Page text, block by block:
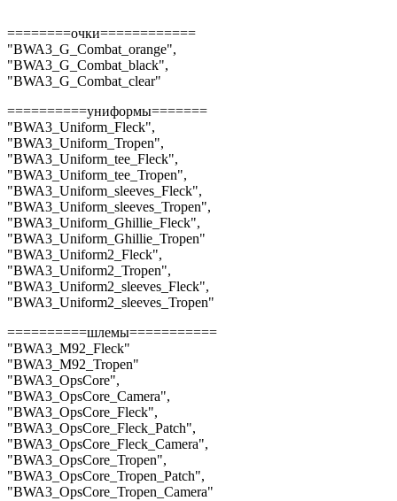
========очки============
"BWA3_G_Combat_orange",
"BWA3_G_Combat_black",
"BWA3_G_Combat_clear"
==========униформы=======
"BWA3_Uniform_Fleck",
"BWA3_Uniform_Tropen",
"BWA3_Uniform_tee_Fleck",
"BWA3_Uniform_tee_Tropen",
"BWA3_Uniform_sleeves_Fleck",
"BWA3_Uniform_sleeves_Tropen",
"BWA3_Uniform_Ghillie_Fleck",
"BWA3_Uniform_Ghillie_Tropen"
"BWA3_Uniform2_Fleck",
"BWA3_Uniform2_Tropen",
"BWA3_Uniform2_sleeves_Fleck",
"BWA3_Uniform2_sleeves_Tropen"
==========шлемы===========
"BWA3_M92_Fleck"
"BWA3_M92_Tropen"
"BWA3_OpsCore",
"BWA3_OpsCore_Camera",
"BWA3_OpsCore_Fleck",
"BWA3_OpsCore_Fleck_Patch",
"BWA3_OpsCore_Fleck_Camera",
"BWA3_OpsCore_Tropen",
"BWA3_OpsCore_Tropen_Patch",
"BWA3_OpsCore_Tropen_Camera"